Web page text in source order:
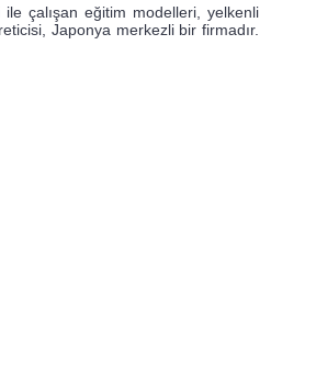
çalışan eğitim modelleri, yelkenli
Japonya merkezli bir firmadır.